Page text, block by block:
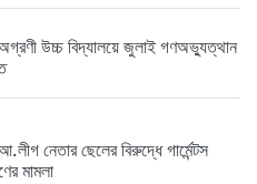
উচ্চ বিদ্যালয়ে জুলাই গণঅভ্যুত্থান
নেতার ছেলের বিরুদ্ধে গার্মেন্টস
মামলা